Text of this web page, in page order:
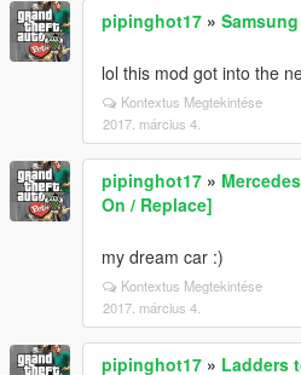
pipinghot17 »
lol this mod got into the
Kontextus Megtekintése
2017. március 4.
pipinghot17 »
On / Replace]
my dream car :)
Kontextus Megtekintése
2017. március 4.
pipinghot17 » Ladders